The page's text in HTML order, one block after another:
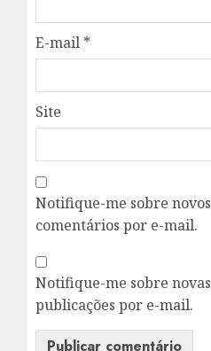
E-mail *
Site
Notifique-me sobre novos
comentários por e-mail.
Notifique-me sobre novas
publicações por e-mail.